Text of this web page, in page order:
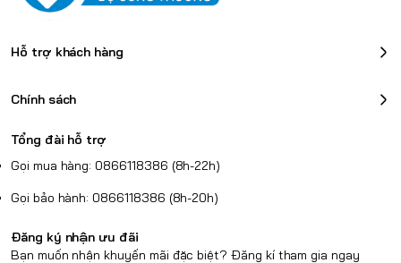
3. Thiết Kế Sang Trọng & Bền Bỉ
khảm kim loại vào nhựa (Resin inlaid metal) cao cấp - kỹ thuật
khoang nhựa nhập khẩu và các chi tiết kim loại tạo nên vẻ ngoài
Hỗ trợ khách hàng
Chính sách
Tổng đài hỗ trợ
Gọi mua hàng: 0866118386 (8h-22h)
Gọi bảo hành: 0866118386 (8h-20h)
Đăng ký nhận ưu đãi
Bạn muốn nhận khuyến mãi đặc biệt? Đăng kí tham gia ngay